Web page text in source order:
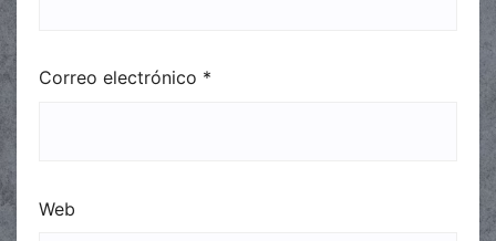
Correo electrónico *
Web